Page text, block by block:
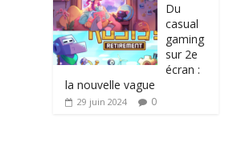
Du
casual
gaming
sur 2e
écran :
la nouvelle vague
29 juin 2024 0